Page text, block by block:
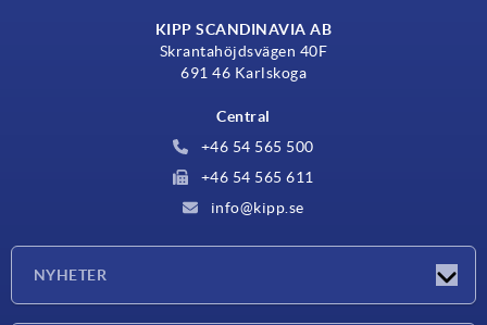
KIPP SCANDINAVIA AB
Skrantahöjdsvägen 40F
691 46 Karlskoga
Central
+46 54 565 500
+46 54 565 611
info@kipp.se
NYHETER